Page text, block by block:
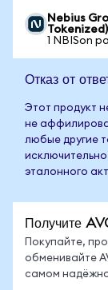
Nebius
Tokenized)
1 NBISon
Отказ от
Этот продукт
не
любые другие
эталонного
Получите
Покупайте,
обменивайте
самом